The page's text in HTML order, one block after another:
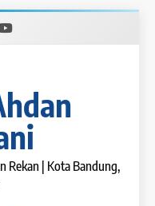
Rekan | Kota Bandung,